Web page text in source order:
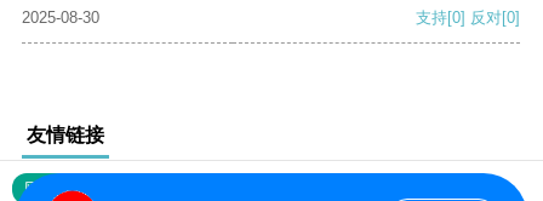
2025-08-30
支持[0] 反对[0]
友情链接
网站地图